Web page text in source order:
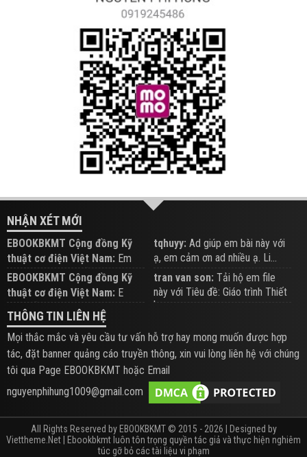
NHẬN XÉT MỚI
EBOOKBKMT Cộng đồng Kỹ
thuật cơ điện Việt Nam: Em
đăng trên Group hỗ trợ nhé
tqhuyy: Ad giúp em bài này với
ạ, em cảm ơn ad nhiều ạ. Li...
EBOOKBKMT Cộng đồng Kỹ
thuật cơ điện Việt Nam: E
xem hỗ trợ trên Group
tran van son: Tải hộ em file
này với Tiêu đề: Giáo trình Thiết
b...
THÔNG TIN LIÊN HỆ
Mọi thắc mắc và yêu cầu tư vấn hỗ trợ hay mong muốn được hợp
tác, đặt banner quảng cáo truyền thông, xin vui lòng liên hệ với chúng
tôi qua Page EBOOKBKMT hoặc Email
nguyenphihung1009@gmail.com
All Rights Reserved by EBOOKBKMT © 2015 - 2026 | Designed by
Viettheme.Net | Ebookbkmt luôn tôn trọng quyền tác giả và thực hiện nghiêm
túc gỡ bỏ các tài liệu vi phạm